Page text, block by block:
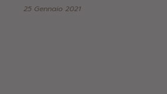
25 Gennaio 2021